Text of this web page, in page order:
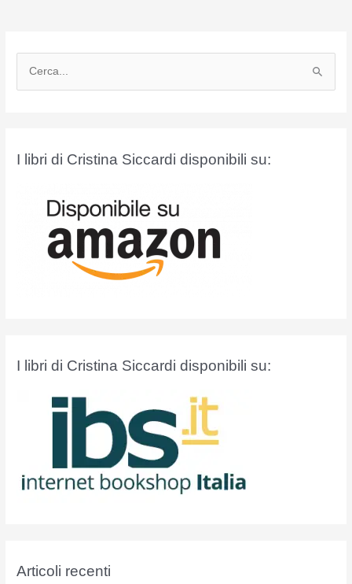
I libri di Cristina Siccardi disponibili su:
I libri di Cristina Siccardi disponibili su:
Articoli recenti